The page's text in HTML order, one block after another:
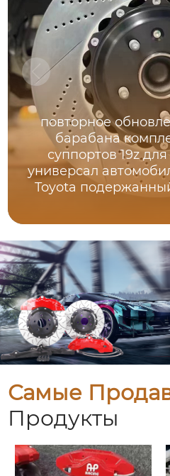
повторное
барабана
суппортов 19z
универсал
Toyota
Самые
Продукты